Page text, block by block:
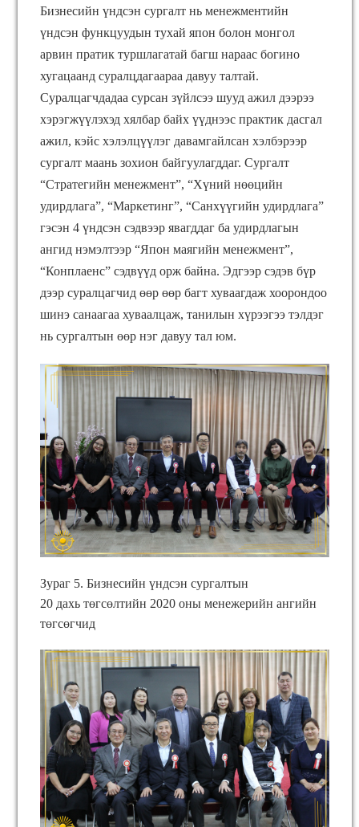
Бизнесийн үндсэн сургалт нь менежментийн
үндсэн функцуудын тухай япон болон монгол
арвин пратик туршлагатай багш нараас богино
хугацаанд суралцдагаараа давуу талтай.
Суралцагчдадаа сурсан зүйлсээ шууд ажил дээрээ
хэрэгжүүлэхэд хялбар байх үүднээс практик дасгал
ажил, кэйс хэлэлцүүлэг давамгайлсан хэлбэрээр
сургалт маань зохион байгуулагддаг. Сургалт
“Стратегийн менежмент”, “Хүний нөөцийн
удирдлага”, “Маркетинг”, “Санхүүгийн удирдлага”
гэсэн 4 үндсэн сэдвээр явагддаг ба удирдлагын
ангид нэмэлтээр “Япон маягийн менежмент”,
“Конплаенс” сэдвүүд орж байна. Эдгээр сэдэв бүр
дээр суралцагчид өөр өөр багт хуваагдаж хоорондоо
шинэ санаагаа хуваалцаж, танилын хүрээгээ тэлдэг
нь сургалтын өөр нэг давуу тал юм.
Зураг 5. Бизнесийн үндсэн сургалтын
20 дахь төгсөлтийн 2020 оны менежерийн ангийн
төгсөгчид